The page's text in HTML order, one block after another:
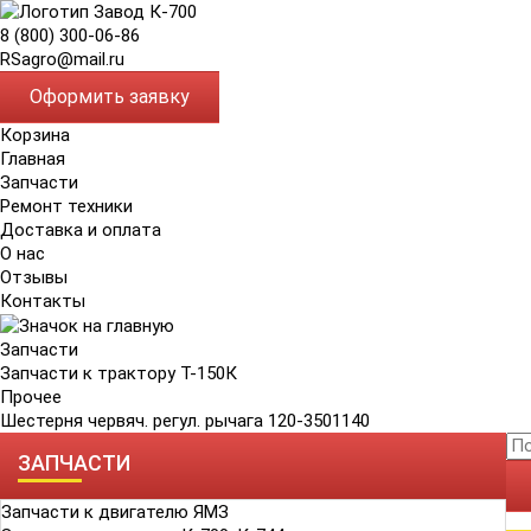
8 (800) 300-06-86
RSagro@mail.ru
Оформить заявку
Корзина
Главная
Запчасти
Ремонт техники
Доставка и оплата
О нас
Отзывы
Контакты
Запчасти
Запчасти к трактору Т-150К
Прочее
Шестерня червяч. регул. рычага 120-3501140
ЗАПЧАСТИ
Запчасти к двигателю ЯМЗ